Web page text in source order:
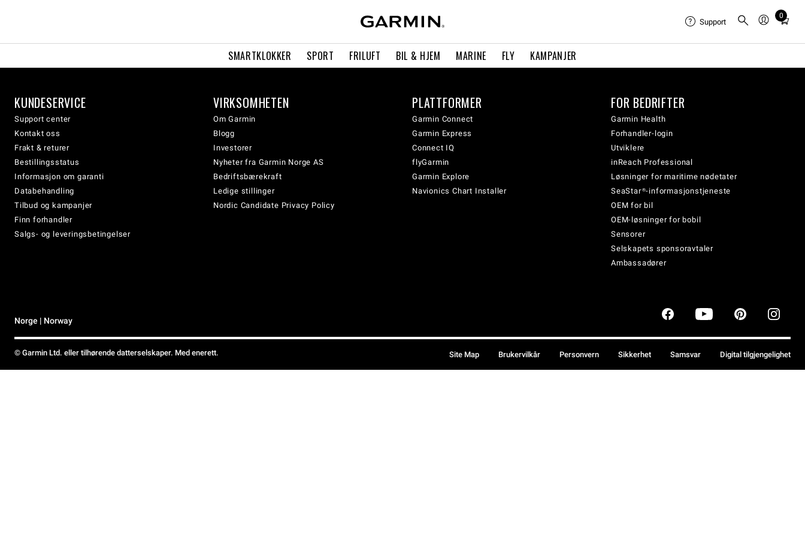
SMARTKLOKKER SPORT FRILUFT BIL & HJEM MARINE FLY KAMPANJER
Support
0
Total
cart:
KUNDESERVICE
Support center
Kontakt oss
Frakt & returer
Bestillingsstatus
Informasjon om garanti
Databehandling
Tilbud og kampanjer
Finn forhandler
Salgs- og leveringsbetingelser
VIRKSOMHETEN
Om Garmin
Blogg
Investorer
Nyheter fra Garmin Norge AS
Bedriftsbærekraft
Ledige stillinger
Nordic Candidate Privacy Policy
PLATTFORMER
Garmin Connect
Garmin Express
Connect IQ
flyGarmin
Garmin Explore
Navionics Chart Installer
FOR BEDRIFTER
Garmin Health
Forhandler-login
Utviklere
inReach Professional
Løsninger for maritime nødetater
SeaStar®-informasjonstjeneste
OEM for bil
OEM-løsninger for bobil
Sensorer
Selskapets sponsoravtaler
Ambassadører
Norge | Norway
© Garmin Ltd. eller tilhørende datterselskaper. Med enerett. Site Map Brukervilkår Personvern Sikkerhet Samsvar Digital tilgjengelighet